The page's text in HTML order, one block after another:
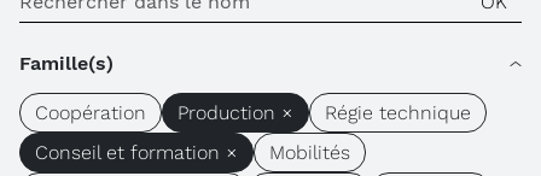
Famille(s)
Coopération Production ×
Régie technique
Conseil et formation ×
Mobilités